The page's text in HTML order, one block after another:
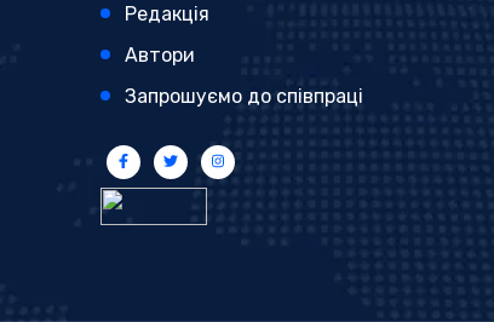
Редакція
Автори
Запрошуємо до співпраці